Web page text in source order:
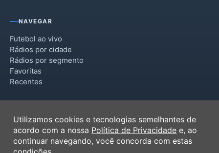
NAVEGAR
Futebol ao vivo
Rádios por cidade
Rádios por segmento
Favoritas
Recentes
Termos de Uso
Política de Privacidade
Ferramentas
Utilizamos cookies e tecnologias semelhantes de
acordo com a nossa Política de Privacidade e, ao
continuar navegando, você concorda com estas